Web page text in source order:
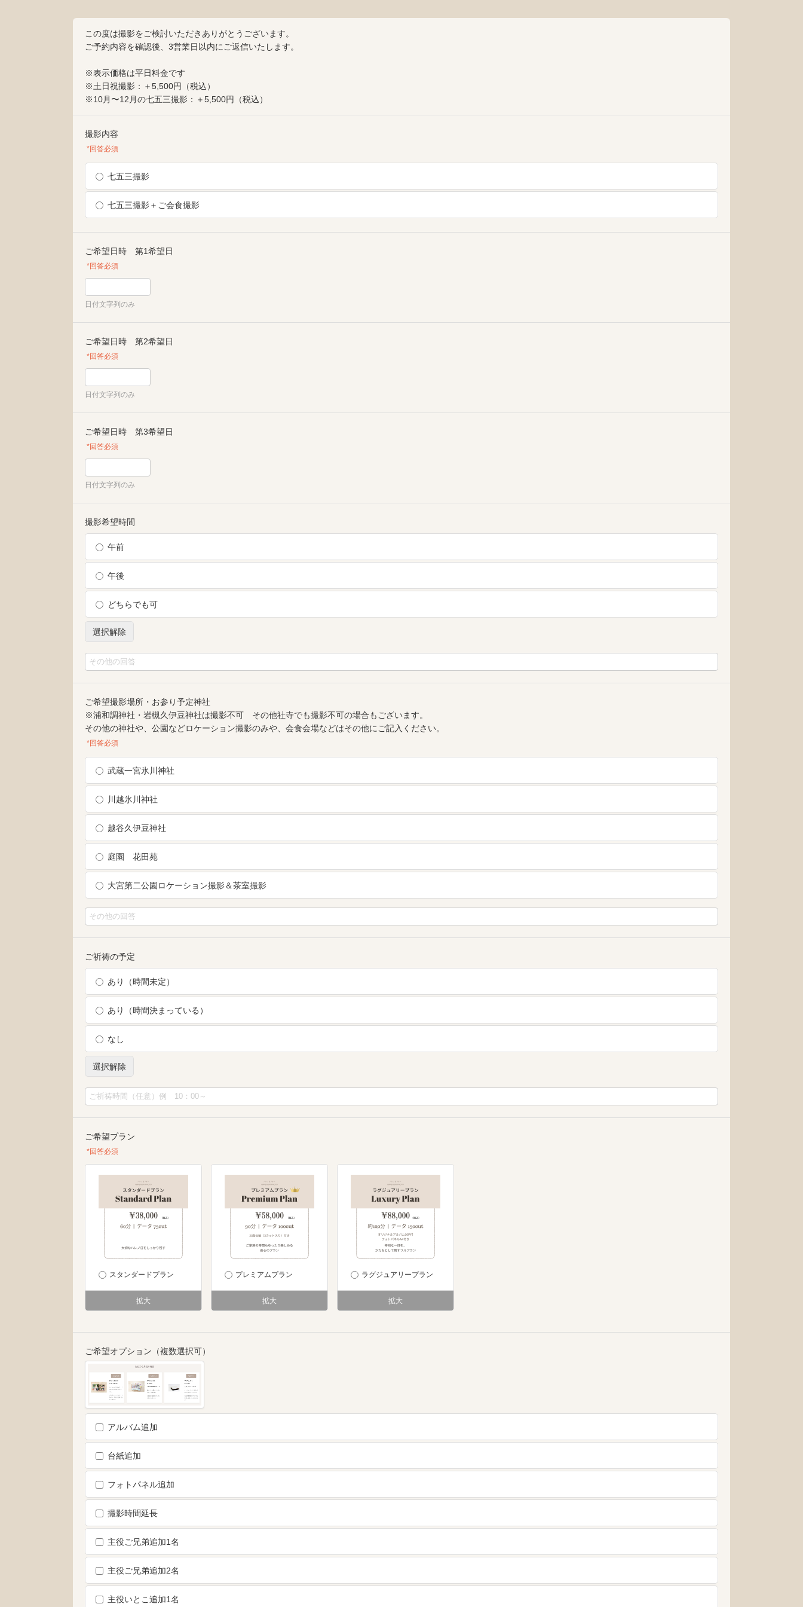
この度は撮影をご検討いただきありがとうございます。
ご予約内容を確認後、3営業日以内にご返信いたします。
※表示価格は平日料金です
※土日祝撮影：＋5,500円（税込）
※10月〜12月の七五三撮影：＋5,500円（税込）
撮影内容
*回答必須
七五三撮影
七五三撮影＋ご会食撮影
ご希望日時 第1希望日
*回答必須
日付文字列のみ
ご希望日時 第2希望日
*回答必須
日付文字列のみ
ご希望日時 第3希望日
*回答必須
日付文字列のみ
撮影希望時間
午前
午後
どちらでも可
選択解除
ご希望撮影場所・お参り予定神社
※浦和調神社・岩槻久伊豆神社は撮影不可 その他社寺でも撮影不可の場合もございます。
その他の神社や、公園などロケーション撮影のみや、会食会場などはその他にご記入ください。
*回答必須
武蔵一宮氷川神社
川越氷川神社
越谷久伊豆神社
庭園 花田苑
大宮第二公園ロケーション撮影＆茶室撮影
ご祈祷の予定
あり（時間未定）
あり（時間決まっている）
なし
選択解除
ご希望プラン
*回答必須
スタンダードプラン
拡大
プレミアムプラン
拡大
ラグジュアリープラン
拡大
ご希望オプション（複数選択可）
アルバム追加
台紙追加
フォトパネル追加
撮影時間延長
主役ご兄弟追加1名
主役ご兄弟追加2名
主役いとこ追加1名